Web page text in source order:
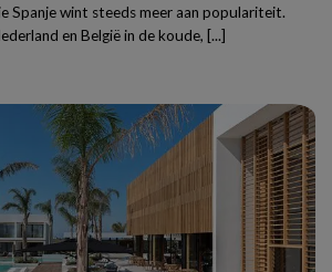
Spanje wint steeds meer aan populariteit.
en België in de koude, [...]